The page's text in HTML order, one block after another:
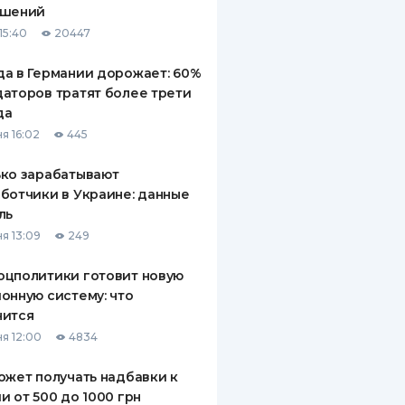
ПО
ПОЛИСЫ
КОМПАНИИ
20447
в Германии дорожает: 60%
тратят более трети
16:02 445
зарабатывают
в Украине: данные
13:09 249
готовит новую
систему: что
12:00 4834
получать надбавки к
от 500 до 1000 грн